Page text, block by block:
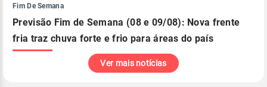
Fim De Semana
Previsão Fim de Semana (08 e 09/08): Nova frente
fria traz chuva forte e frio para áreas do país
Ver mais notícias